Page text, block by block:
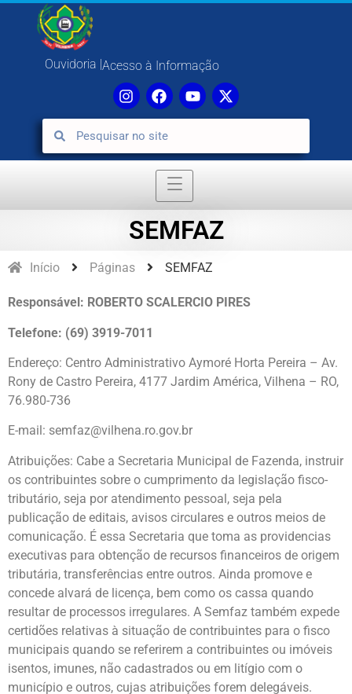
Ouvidoria |Acesso à Informação
SEMFAZ
Início Páginas SEMFAZ
Responsável: ROBERTO SCALERCIO PIRES
Telefone: (69) 3919-7011
Endereço: Centro Administrativo Aymoré Horta Pereira – Av.
Rony de Castro Pereira, 4177 Jardim América, Vilhena – RO,
76.980-736
E-mail: semfaz@vilhena.ro.gov.br
Atribuições: Cabe a Secretaria Municipal de Fazenda, instruir
os contribuintes sobre o cumprimento da legislação fisco-
tributário, seja por atendimento pessoal, seja pela
publicação de editais, avisos circulares e outros meios de
comunicação. É essa Secretaria que toma as providencias
executivas para obtenção de recursos financeiros de origem
tributária, transferências entre outros. Ainda promove e
concede alvará de licença, bem como os cassa quando
resultar de processos irregulares. A Semfaz também expede
certidões relativas à situação de contribuintes para o fisco
municipais quando se referirem a contribuintes ou imóveis
isentos, imunes, não cadastrados ou em litígio com o
município e outros, cujas atribuições forem delegáveis.